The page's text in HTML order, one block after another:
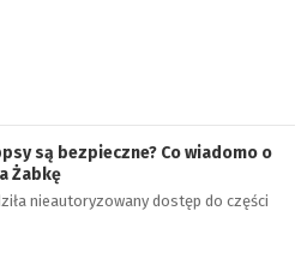
są bezpieczne? Co wiadomo o
Żabkę
nieautoryzowany dostęp do części